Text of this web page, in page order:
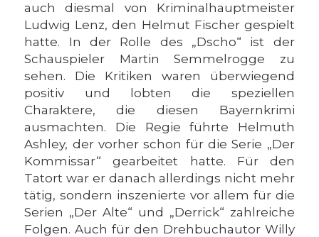
auch diesmal von Kriminalhauptmeister
Ludwig Lenz, den Helmut Fischer gespielt
hatte. In der Rolle des „Dscho“ ist der
Schauspieler Martin Semmelrogge zu
sehen. Die Kritiken waren überwiegend
positiv und lobten die speziellen
Charaktere, die diesen Bayernkrimi
ausmachten. Die Regie führte Helmuth
Ashley, der vorher schon für die Serie „Der
Kommissar“ gearbeitet hatte. Für den
Tatort war er danach allerdings nicht mehr
tätig, sondern inszenierte vor allem für die
Serien „Der Alte“ und „Derrick“ zahlreiche
Folgen. Auch für den Drehbuchautor Willy